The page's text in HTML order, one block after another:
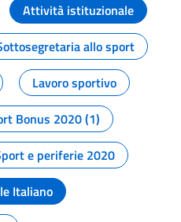
Attività istituzionale
allo sport
Lavoro sportivo
Bonus 2020 (1)
e periferie 2020
Italiano